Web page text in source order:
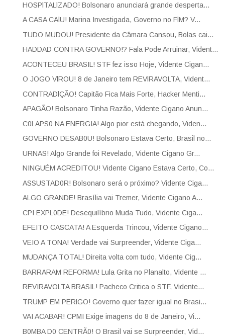
HOSPlTALlZADO! Bolsonaro anunciará grande desperta...
A CASA CAlU! Marina Investigada, Governo no FlM? V...
TUDO MUDOU! Presidente da Câmara Cansou, Bolas cai...
HADDAD CONTRA GOVERNO!? Fala Pode Arruinar, Vident...
ACONTECEU BRASIL! STF fez isso Hoje, Vidente Cigan...
O JOGO VlROU! 8 de Janeiro tem REVlRAVOLTA, Vident...
CONTRADlÇÃO! Capitão Fica Mais Forte, Hacker Menti...
APAGÃO! Bolsonaro Tinha Razão, Vidente Cigano Anun...
C0LAPS0 NA ENERGIA! Algo pior está chegando, Viden...
GOVERNO DESAB0U! Bolsonaro Estava Certo, Brasil no...
URNAS! Algo Grande foi Revelado, Vidente Cigano Gr...
NINGUÉM ACREDITOU! Vidente Cigano Estava Certo, Co...
ASSUSTAD0R! Bolsonaro será o próximo? Vidente Ciga...
ALGO GRANDE! Brasília vai Tremer, Vidente Cigano A...
CPI EXPL0DE! Desequilíbrio Muda Tudo, Vidente Ciga...
EFEITO CASCATA! A Esquerda Trincou, Vidente Cigano...
VEIO A TONA! Verdade vai Surpreender, Vidente Ciga...
MUDANÇA TOTAL! Direita volta com tudo, Vidente Cig...
BARRARAM REFORMA! Lula Grita no Planalto, Vidente ...
REVIRAVOLTA BRASIL! Pacheco Critica o STF, Vidente...
TRUMP EM PERlGO! Governo quer fazer igual no Brasi...
VAI ACABAR! CPMI Exige imagens do 8 de Janeiro, Vi...
B0MBA D0 CENTRÃ0! O Brasil vai se Surpreender, Vid...